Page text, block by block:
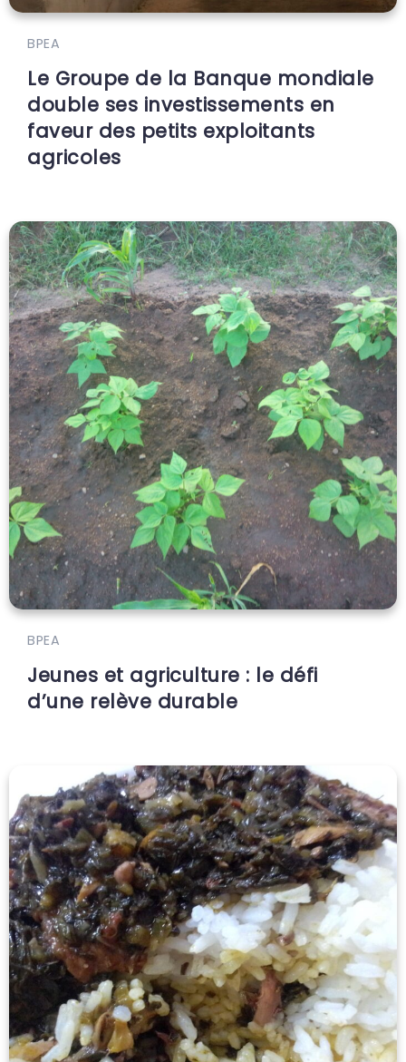
BPEA
Le Groupe de la Banque mondiale
double ses investissements en
faveur des petits exploitants
agricoles
BPEA
Jeunes et agriculture : le défi
d’une relève durable